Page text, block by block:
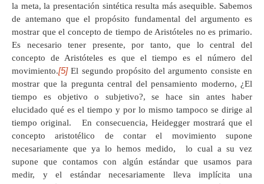
la meta, la presentación sintética resulta más asequible. Sabemos
de antemano que el propósito fundamental del argumento es
mostrar que el concepto de tiempo de Aristóteles no es primario.
Es necesario tener presente, por tanto, que lo central del
concepto de Aristóteles es que el tiempo es el número del
movimiento.[5]El segundo propósito del argumento consiste en
mostrar que la pregunta central del pensamiento moderno, ¿El
tiempo es objetivo o subjetivo?, se hace sin antes haber
elucidado qué es el tiempo y por lo mismo tampoco se dirige al
tiempo original. En consecuencia, Heidegger mostrará que el
concepto aristotélico de contar el movimiento supone
necesariamente que ya lo hemos medido, lo cual a su vez
supone que contamos con algún estándar que usamos para
medir, y el estándar necesariamente lleva implícita una